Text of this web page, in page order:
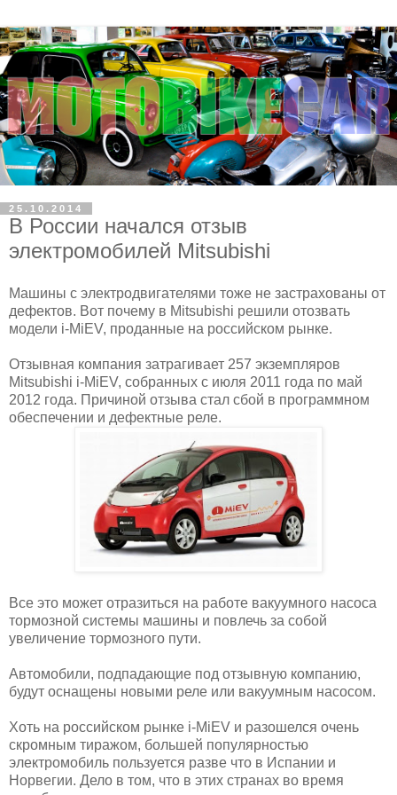
25.10.2014
В России начался отзыв
электромобилей Mitsubishi
Машины с электродвигателями тоже не застрахованы от
дефектов. Вот почему в Mitsubishi решили отозвать
модели i-MiEV, проданные на российском рынке.
Отзывная компания затрагивает 257 экземпляров
Mitsubishi i-MiEV, собранных с июля 2011 года по май
2012 года. Причиной отзыва стал сбой в программном
обеспечении и дефектные реле.
Все это может отразиться на работе вакуумного насоса
тормозной системы машины и повлечь за собой
увеличение тормозного пути.
Автомобили, подпадающие под отзывную компанию,
будут оснащены новыми реле или вакуумным насосом.
Хоть на российском рынке i-MiEV и разошелся очень
скромным тиражом, большей популярностью
электромобиль пользуется разве что в Испании и
Норвегии. Дело в том, что в этих странах во время